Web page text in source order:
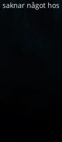
något hos